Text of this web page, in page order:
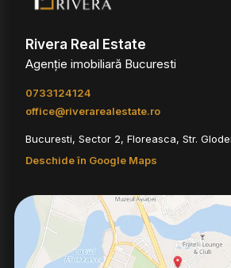
Rivera Real Estate
Agenție imobiliară Bucuresti
0733124124
office@riverarealestate.ro
Bucuresti, Sector 2, Floreasca, Str.
Deschide în Google Maps